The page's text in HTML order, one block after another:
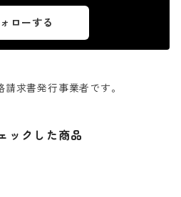
ローする
求書発行事業者です。
ックした商品